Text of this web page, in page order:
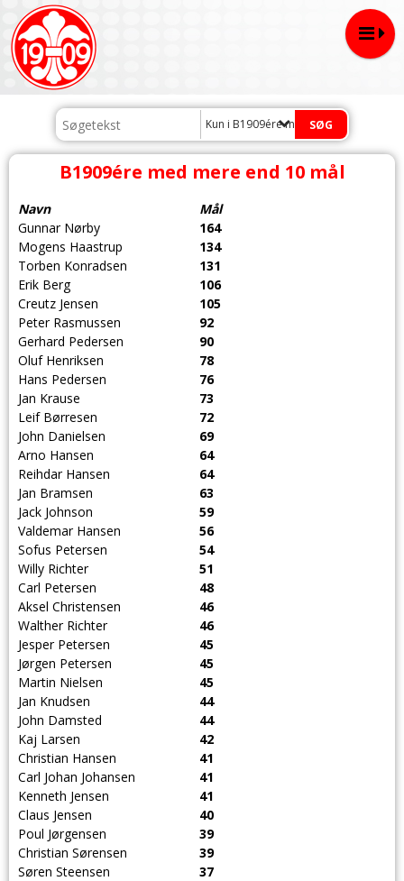
Kun i B1909ére med mere end 10 mål
B1909ére med mere end 10 mål
Navn
Mål
Gunnar Nørby
164
Mogens Haastrup
134
Torben Konradsen
131
Erik Berg
106
Creutz Jensen
105
Peter Rasmussen
92
Gerhard Pedersen
90
Oluf Henriksen
78
Hans Pedersen
76
Jan Krause
73
Leif Børresen
72
John Danielsen
69
Arno Hansen
64
Reihdar Hansen
64
Jan Bramsen
63
Jack Johnson
59
Valdemar Hansen
56
Sofus Petersen
54
Willy Richter
51
Carl Petersen
48
Aksel Christensen
46
Walther Richter
46
Jesper Petersen
45
Jørgen Petersen
45
Martin Nielsen
45
Jan Knudsen
44
John Damsted
44
Kaj Larsen
42
Christian Hansen
41
Carl Johan Johansen
41
Kenneth Jensen
41
Claus Jensen
40
Poul Jørgensen
39
Christian Sørensen
39
Søren Steensen
37